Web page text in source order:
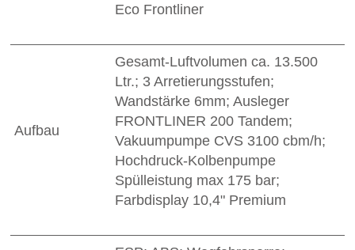
Eco Frontliner
Aufbau
Gesamt-Luftvolumen ca. 13.500
Ltr.; 3 Arretierungsstufen;
Wandstärke 6mm; Ausleger
FRONTLINER 200 Tandem;
Vakuumpumpe CVS 3100 cbm/h;
Hochdruck-Kolbenpumpe
Spülleistung max 175 bar;
Farbdisplay 10,4" Premium